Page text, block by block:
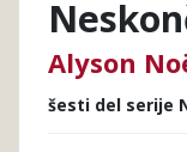
Alyson
šesti del serije